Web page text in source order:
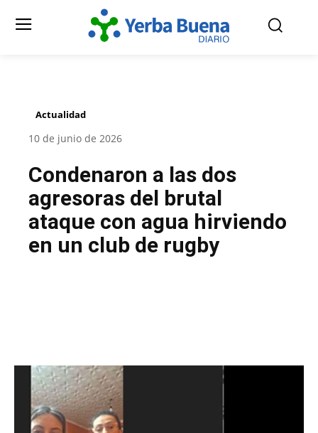
Actualidad
10 de junio de 2026
Condenaron a las dos
agresoras del brutal
ataque con agua hirviendo
en un club de rugby